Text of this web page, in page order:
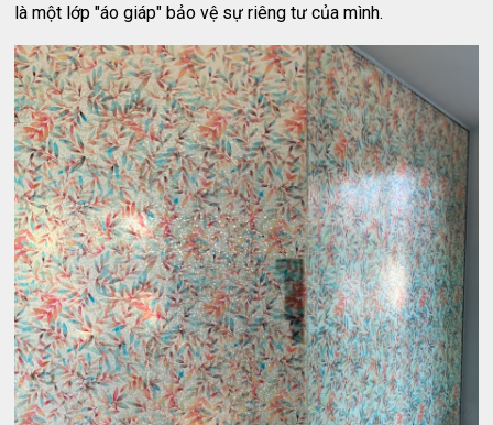
là một lớp "áo giáp" bảo vệ sự riêng tư của mình.